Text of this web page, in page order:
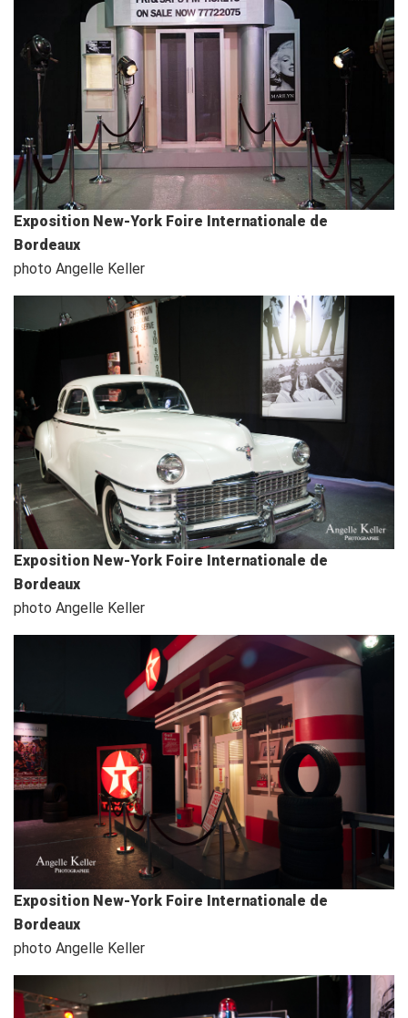
Exposition New-York Foire Internationale de
Bordeaux
photo Angelle Keller
Exposition New-York Foire Internationale de
Bordeaux
photo Angelle Keller
Exposition New-York Foire Internationale de
Bordeaux
photo Angelle Keller